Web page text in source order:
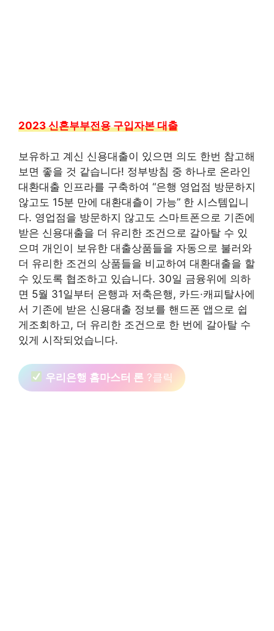
2023 신혼부부전용 구입자본 대출
보유하고 계신 신용대출이 있으면 의도 한번 참고해
보면 좋을 것 같습니다! 정부방침 중 하나로 온라인
대환대출 인프라를 구축하여 “은행 영업점 방문하지
않고도 15분 만에 대환대츨이 가능” 한 시스템입니
다. 영업점을 방문하지 않고도 스마트폰으로 기존에
받은 신용대출을 더 유리한 조건으로 갈아탈 수 있
으며 개인이 보유한 대출상품들을 자동으로 불러와
더 유리한 조건의 상품들을 비교하여 대환대출을 할
수 있도록 협조하고 있습니다. 30일 금융위에 의하
면 5월 31일부터 은행과 저축은행, 카드·캐피탈사에
서 기존에 받은 신용대출 정보를 핸드폰 앱으로 쉽
게조회하고, 더 유리한 조건으로 한 번에 갈아탈 수
있게 시작되었습니다.
우리은행 홈마스터 론 ?클릭